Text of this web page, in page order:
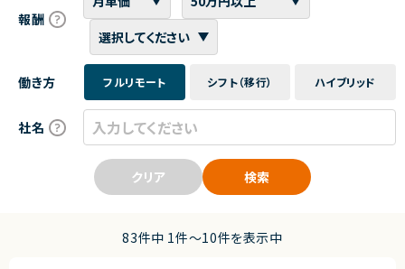
報酬
働き方 フルリモート シフト（移行） ハイブリッド
社名
クリア 検索
83件中 1件〜10件を表示中